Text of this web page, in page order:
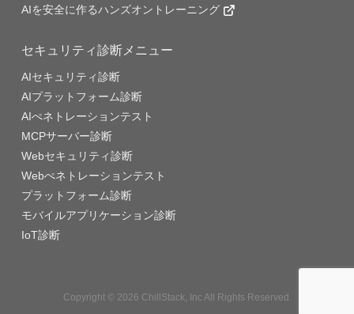
AIを安全に作るハンズオントレーニング
セキュリティ診断メニュー
AIセキュリティ診断
AIプラットフォーム診断
AIぺネトレーションテスト
MCPサーバー診断
Webセキュリティ診断
Webぺネトレーションテスト
プラットフォーム診断
モバイルアプリケーション診断
IoT診断
Copyright © 2026 ChillStack, Inc All Rights Reserved.